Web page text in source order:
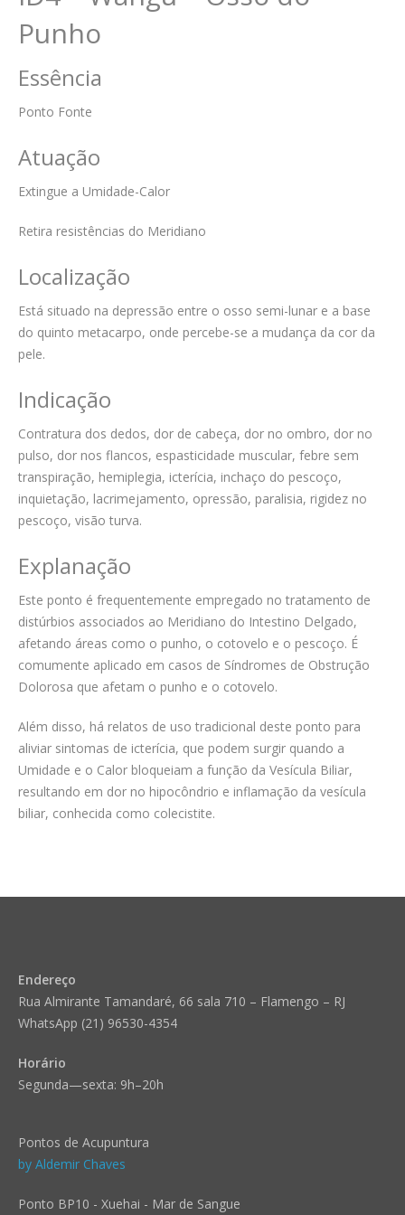
Punho
Essência
Ponto Fonte
Atuação
Extingue a Umidade-Calor
Retira resistências do Meridiano
Localização
Está situado na depressão entre o osso semi-lunar e a base
do quinto metacarpo, onde percebe-se a mudança da cor da
pele.
Indicação
Contratura dos dedos, dor de cabeça, dor no ombro, dor no
pulso, dor nos flancos, espasticidade muscular, febre sem
transpiração, hemiplegia, icterícia, inchaço do pescoço,
inquietação, lacrimejamento, opressão, paralisia, rigidez no
pescoço, visão turva.
Explanação
Este ponto é frequentemente empregado no tratamento de
distúrbios associados ao Meridiano do Intestino Delgado,
afetando áreas como o punho, o cotovelo e o pescoço. É
comumente aplicado em casos de Síndromes de Obstrução
Dolorosa que afetam o punho e o cotovelo.
Além disso, há relatos de uso tradicional deste ponto para
aliviar sintomas de icterícia, que podem surgir quando a
Umidade e o Calor bloqueiam a função da Vesícula Biliar,
resultando em dor no hipocôndrio e inflamação da vesícula
biliar, conhecida como colecistite.
Endereço
Rua Almirante Tamandaré, 66 sala 710 – Flamengo – RJ
WhatsApp (21) 96530-4354
Horário
Segunda—sexta: 9h–20h
Pontos de Acupuntura
by Aldemir Chaves
Ponto BP10 - Xuehai - Mar de Sangue